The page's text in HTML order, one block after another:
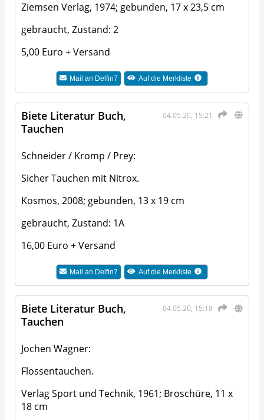
Ziemsen Verlag, 1974; gebunden, 17 x 23,5 cm
gebraucht, Zustand: 2
5,00 Euro + Versand
Mail an Delfin7 Auf die Merkliste
04.05.20, 15:21
Biete Literatur Buch,
Tauchen
Schneider / Kromp / Prey:
Sicher Tauchen mit Nitrox.
Kosmos, 2008; gebunden, 13 x 19 cm
gebraucht, Zustand: 1A
16,00 Euro + Versand
Mail an Delfin7 Auf die Merkliste
04.05.20, 15:18
Biete Literatur Buch,
Tauchen
Jochen Wagner:
Flossentauchen.
Verlag Sport und Technik, 1961; Broschüre, 11 x
18 cm